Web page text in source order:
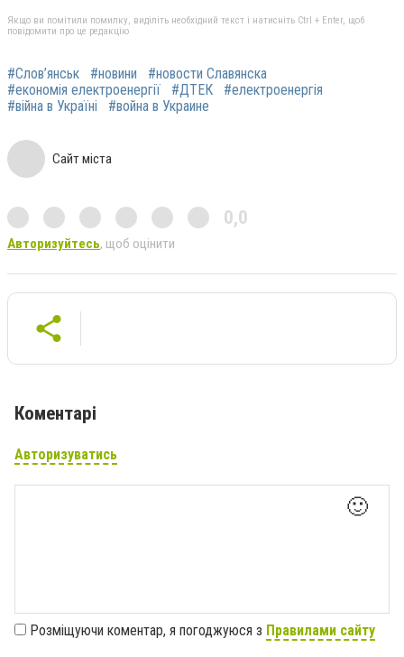
Якщо ви помітили помилку, виділіть необхідний текст і натисніть Ctrl + Enter, щоб
повідомити про це редакцію
#Слов’янськ #новини
#новости Славянска
#економія електроенергії
#ДТЕК
#електроенергія
#війна в Україні
#война в Украине
Сайт міста
0,0
Авторизуйтесь, щоб оцінити
Коментарі
Авторизуватись
🙂
Розміщуючи коментар, я погоджуюся з Правилами сайту